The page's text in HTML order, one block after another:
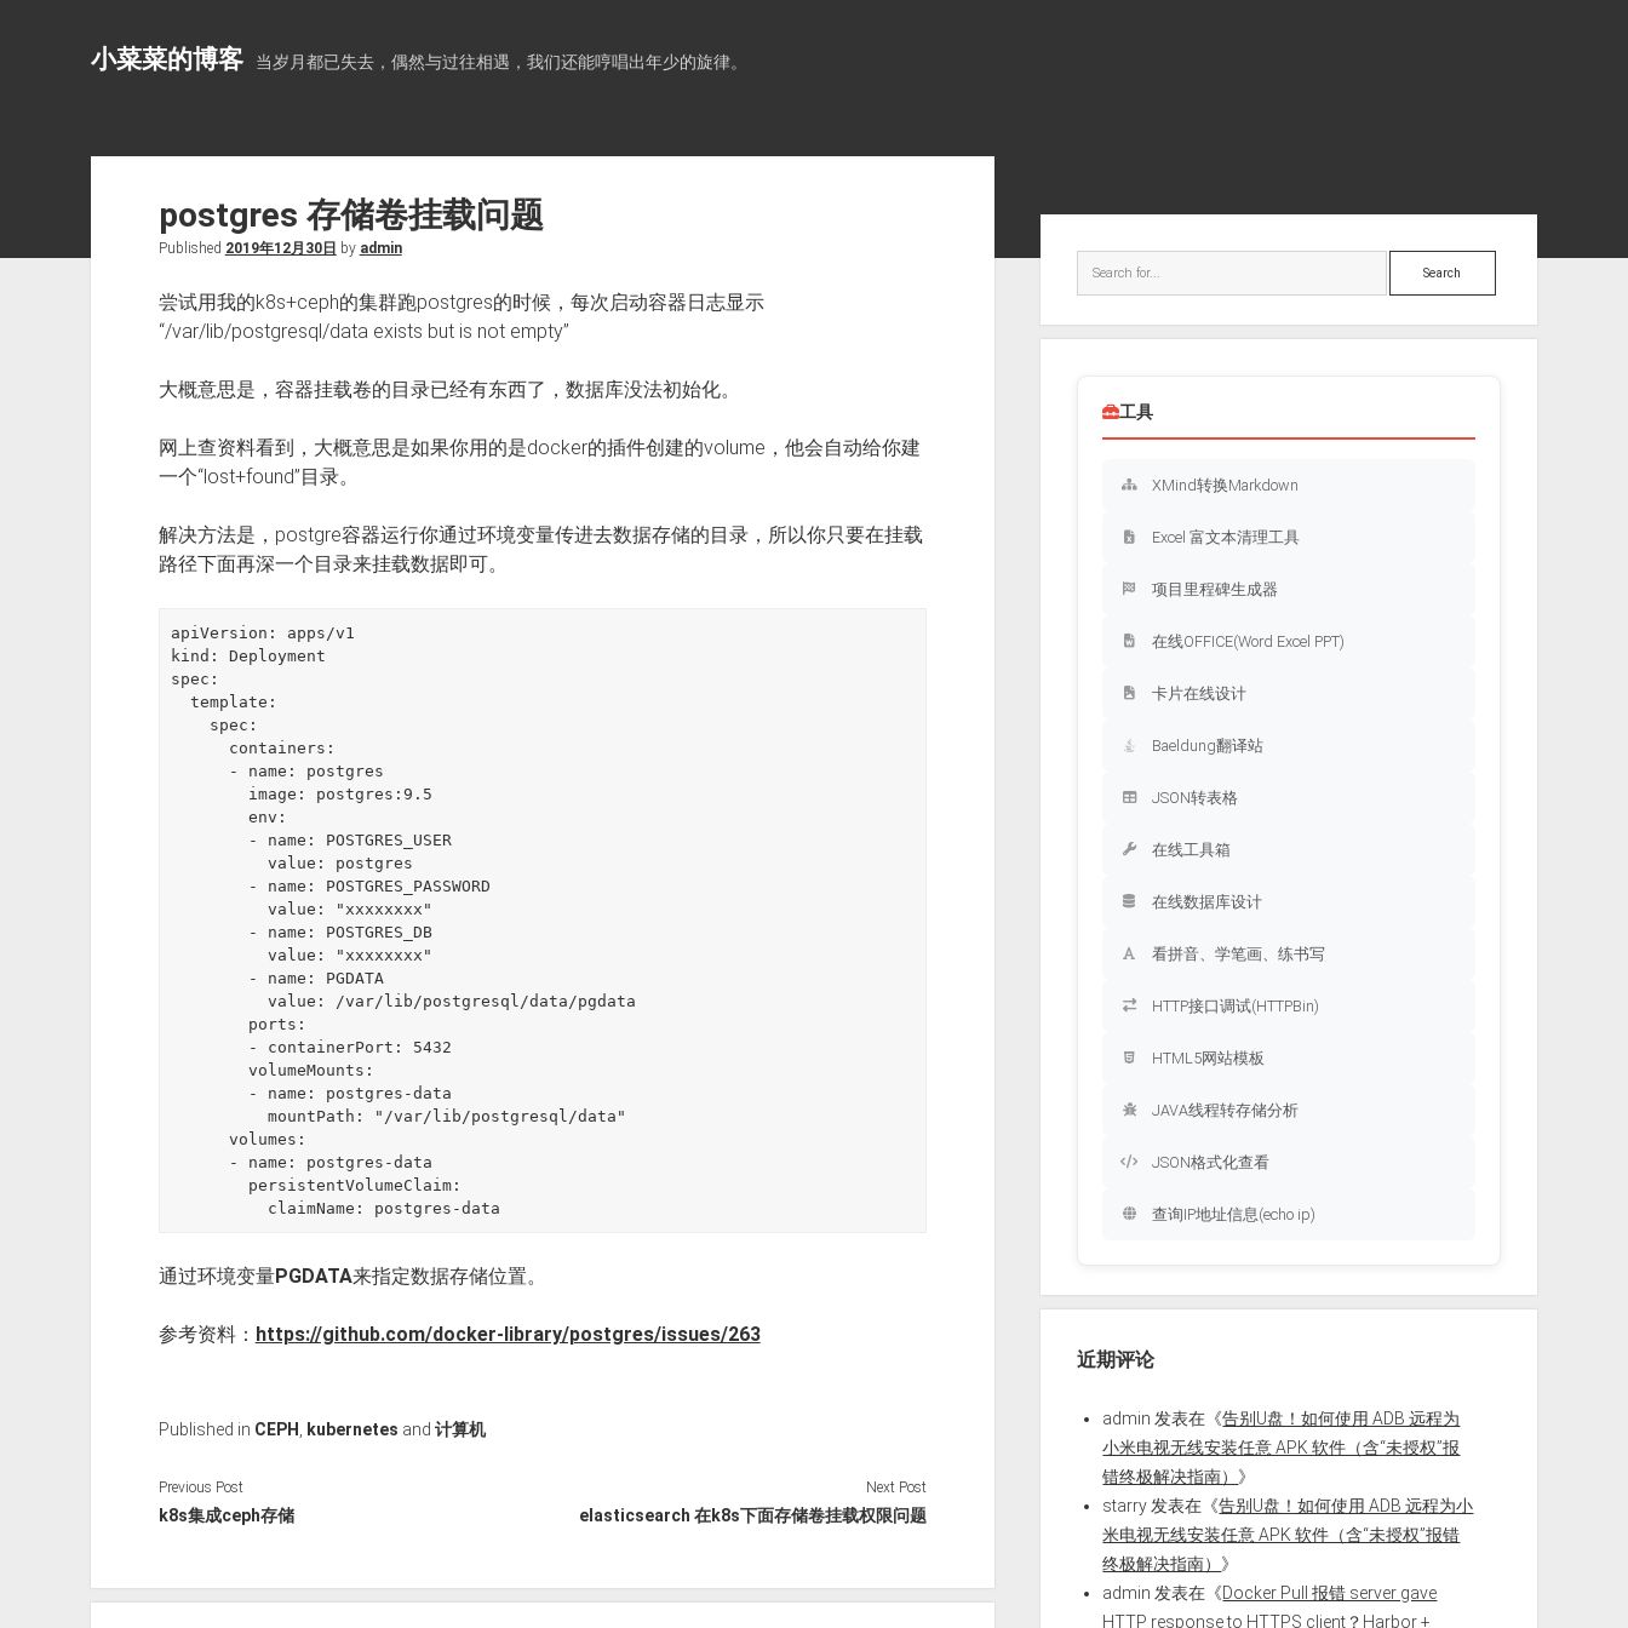
小菜菜的博客 当岁月都已失去，偶然与过往相遇，我们还能哼唱出年少的旋律。
postgres 存储卷挂载问题
Published 2019年12月30日 by admin
尝试用我的k8s+ceph的集群跑postgres的时候，每次启动容器日志显示
“/var/lib/postgresql/data exists but is not empty”
大概意思是，容器挂载卷的目录已经有东西了，数据库没法初始化。
网上查资料看到，大概意思是如果你用的是docker的插件创建的volume，他会自动给你建
一个“lost+found”目录。
解决方法是，postgre容器运行你通过环境变量传进去数据存储的目录，所以你只要在挂载
路径下面再深一个目录来挂载数据即可。
apiVersion: apps/v1
kind: Deployment
spec:
  template:
        env:
          value: postgres
          value: "xxxxxxxx"
          value: "xxxxxxxx"
          value: /var/lib/postgresql/data/pgdata
        volumeMounts:
          mountPath: "/var/lib/postgresql/data"
      volumes:
          claimName: postgres-data
通过环境变量PGDATA来指定数据存储位置。
参考资料： https://github.com/docker-library/postgres/issues/263
Published in CEPH kubernetes and 计算机
Previous Post
k8s集成ceph存储
Next Post
elasticsearch 在k8s下面存储卷挂载权限问题
Search
工具
XMind转换Markdown
Excel 富文本清理工具
项目里程碑生成器
在线OFFICE(Word Excel PPT)
卡片在线设计
Baeldung翻译站
JSON转表格
在线工具箱
在线数据库设计
看拼音、学笔画、练书写
HTTP接口调试(HTTPBin)
HTML5网站模板
JAVA线程转存储分析
JSON格式化查看
查询IP地址信息(echo ip)
近期评论
admin 发表在《告别U盘！如何使用 ADB 远程为
小米电视无线安装任意 APK 软件（含“未授权”报
错终极解决指南） 》
starry 发表在《告别U盘！如何使用 ADB 远程为小
米电视无线安装任意 APK 软件（含“未授权”报错
终极解决指南） 》
admin 发表在《Docker Pull 报错 server gave
HTTP response to HTTPS client？Harbor +